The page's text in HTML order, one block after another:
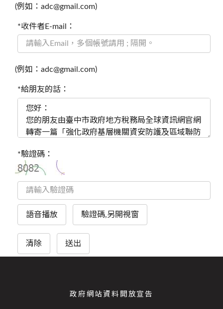
(例如：adc@gmail.com)
*收件者E-mail：
(例如：adc@gmail.com)
*給朋友的話：
*驗證碼：
語音播放 驗證碼,另開視窗
清除 送出
政府網站資料開放宣告